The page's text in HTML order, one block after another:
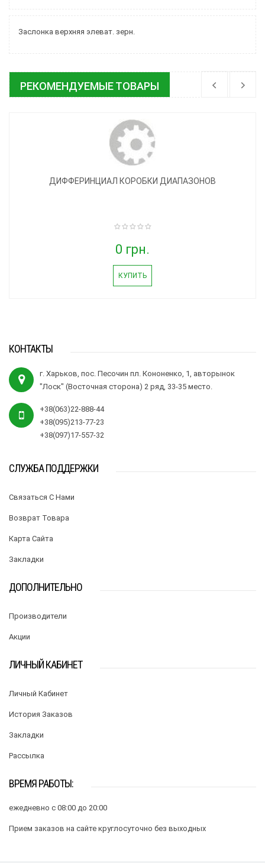
Заслонка верхняя элеват. зерн.
РЕКОМЕНДУЕМЫЕ ТОВАРЫ
ДИФФЕРИНЦИАЛ КОРОБКИ ДИАПАЗОНОВ
0 грн.
КУПИТЬ
КОНТАКТЫ
г. Харьков, пос. Песочин пл. Кононенко, 1, авторынок
"Лоск" (Восточная сторона) 2 ряд, 33-35 место.
+38(063)22-888-44
+38(095)213-77-23
+38(097)17-557-32
СЛУЖБА ПОДДЕРЖКИ
Связаться С Нами
Возврат Товара
Карта Сайта
Закладки
ДОПОЛНИТЕЛЬНО
Производители
Акции
ЛИЧНЫЙ КАБИНЕТ
Личный Кабинет
История Заказов
Закладки
Рассылка
ВРЕМЯ РАБОТЫ:
ежедневно с 08:00 до 20:00
Прием заказов на сайте круглосуточно без выходных